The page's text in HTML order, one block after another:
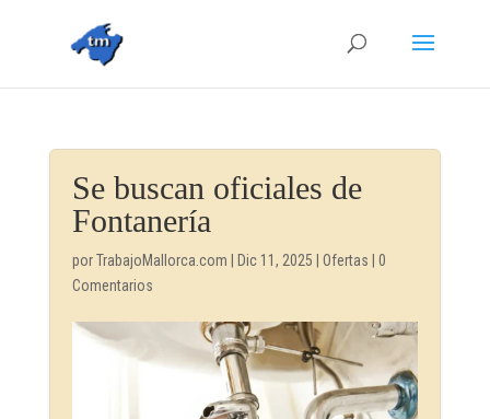
Se buscan oficiales de
Fontanería
porTrabajoMallorca.com Dic 11, 2025 Ofertas
0
Comentarios